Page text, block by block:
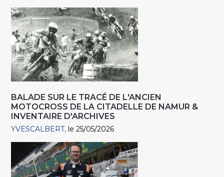
BALADE SUR LE TRACÉ DE L'ANCIEN
MOTOCROSS DE LA CITADELLE DE NAMUR &
INVENTAIRE D'ARCHIVES
YVESCALBERT le 25/05/2026